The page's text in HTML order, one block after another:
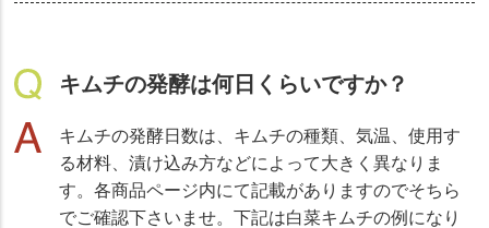
キムチの発酵は何日くらいですか？
キムチの発酵日数は、キムチの種類、気温、使用す
る材料、漬け込み方などによって大きく異なりま
す。各商品ページ内にて記載がありますのでそちら
でご確認下さいませ。下記は白菜キムチの例になり